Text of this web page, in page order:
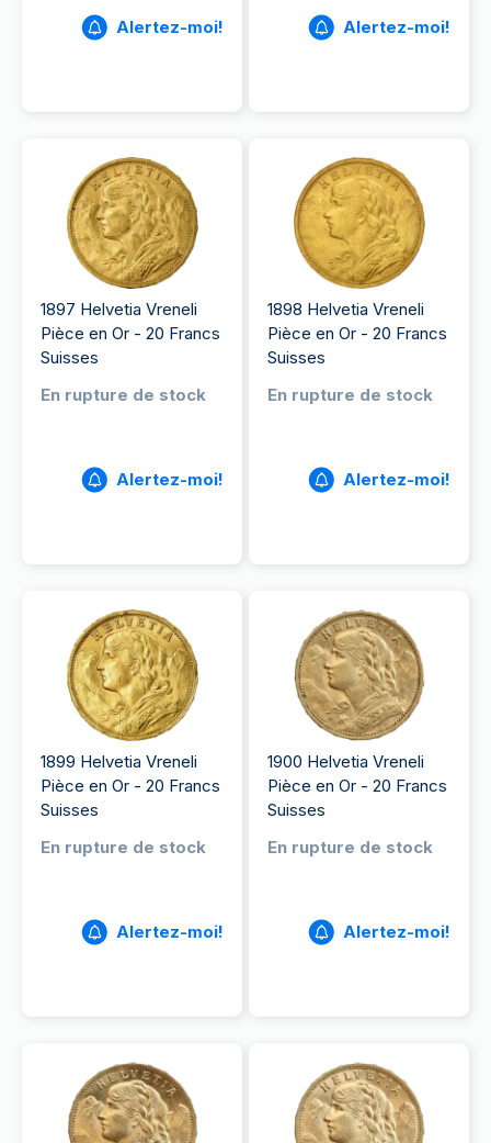
Alertez-moi! Alertez-moi!
1897 Helvetia Vreneli
Pièce en Or - 20 Francs
Suisses
En rupture de stock
Alertez-moi!
1898 Helvetia Vreneli
Pièce en Or - 20 Francs
Suisses
En rupture de stock
Alertez-moi!
1899 Helvetia Vreneli
Pièce en Or - 20 Francs
Suisses
En rupture de stock
Alertez-moi!
1900 Helvetia Vreneli
Pièce en Or - 20 Francs
Suisses
En rupture de stock
Alertez-moi!